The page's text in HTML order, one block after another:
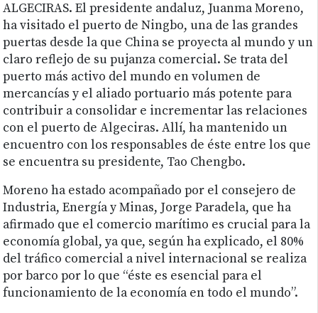
ALGECIRAS. El presidente andaluz, Juanma Moreno,
ha visitado el puerto de Ningbo, una de las grandes
puertas desde la que China se proyecta al mundo y un
claro reflejo de su pujanza comercial. Se trata del
puerto más activo del mundo en volumen de
mercancías y el aliado portuario más potente para
contribuir a consolidar e incrementar las relaciones
con el puerto de Algeciras. Allí, ha mantenido un
encuentro con los responsables de éste entre los que
se encuentra su presidente, Tao Chengbo.
Moreno ha estado acompañado por el consejero de
Industria, Energía y Minas, Jorge Paradela, que ha
afirmado que el comercio marítimo es crucial para la
economía global, ya que, según ha explicado, el 80%
del tráfico comercial a nivel internacional se realiza
por barco por lo que “éste es esencial para el
funcionamiento de la economía en todo el mundo”.